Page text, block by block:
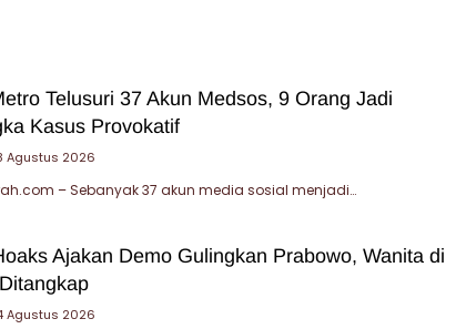
Telusuri 37 Akun Medsos, 9 Orang Jadi
Kasus Provokatif
Agustus 2026
– Sebanyak 37 akun media sosial menjadi…
Ajakan Demo Gulingkan Prabowo, Wanita di
Agustus 2026